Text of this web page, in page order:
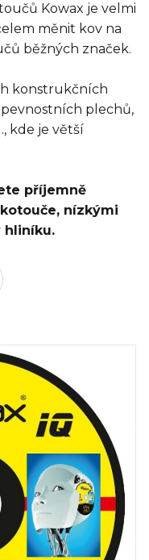
Kowax je velmi
měnit kov na
běžných značek.
konstrukčních
plechů,
kde je větší
příjemně
nízkými
hliníku.